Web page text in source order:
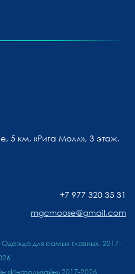
5 км, «Рига Молл», 3 этаж.
+7 977 320 35 31
mgcmoose@gmail.com
для самых главных. 2017-
«Инфодизайн»2017-2026